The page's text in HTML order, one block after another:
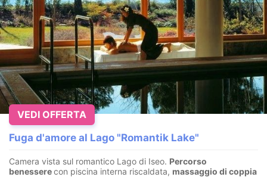
Fuga d'amore al Lago "Romantik Lake"
Camera vista sul romantico Lago di Iseo. Percorso
benesserecon piscina interna riscaldata, massaggio di coppia
VEDI OFFERTA